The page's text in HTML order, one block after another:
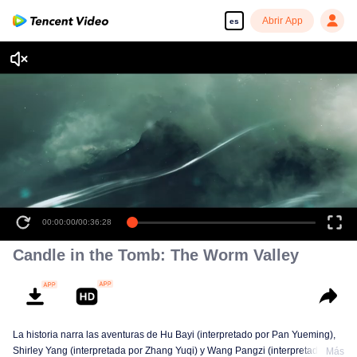
es Abrir App
00:00:00/00:36:28
Candle in the Tomb: The Worm Valley
La historia narra las aventuras de Hu Bayi (interpretado por Pan Yueming),
Shirley Yang (interpretada por Zhang Yuqi) y Wang Pangzi (interpretado por
Más